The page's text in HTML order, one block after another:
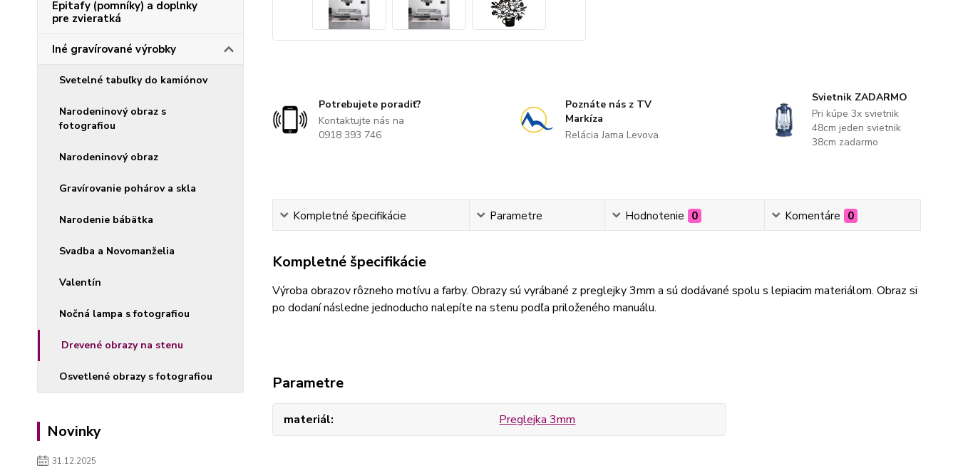
Epitafy (pomníky) a doplnky
pre zvieratká
Iné gravírované výrobky
Svetelné tabuľky do kamiónov
Narodeninový obraz s
fotografiou
Narodeninový obraz
Gravírovanie pohárov a skla
Narodenie bábätka
Svadba a Novomanželia
Valentín
Nočná lampa s fotografiou
Drevené obrazy na stenu
Osvetlené obrazy s fotografiou
Novinky
31.12.2025
Potrebujete poradiť?
Kontaktujte nás na
0918 393 746
Poznáte nás z TV
Markíza
Relácia Jama Levova
Svietnik ZADARMO
Pri kúpe 3x svietnik
48cm jeden svietnik
38cm zadarmo
Kompletné špecifikácie Parametre Hodnotenie 0 Komentáre 0
Kompletné špecifikácie
Výroba obrazov rôzneho motívu a farby. Obrazy sú vyrábané z preglejky 3mm a sú dodávané spolu s lepiacim materiálom. Obraz si
po dodaní následne jednoducho nalepíte na stenu podľa priloženého manuálu.
Parametre
materiál Preglejka 3mm